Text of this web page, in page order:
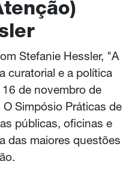
Stefanie Hessler, "A
curatorial e a política
de novembro de
Simpósio Práticas de
públicas, oficinas e
das maiores questões